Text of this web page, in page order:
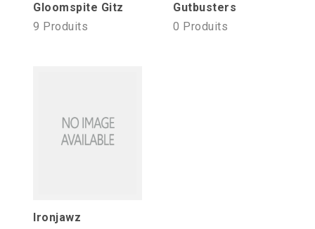
Gloomspite Gitz
9 Produits
Gutbusters
0 Produits
Ironjawz